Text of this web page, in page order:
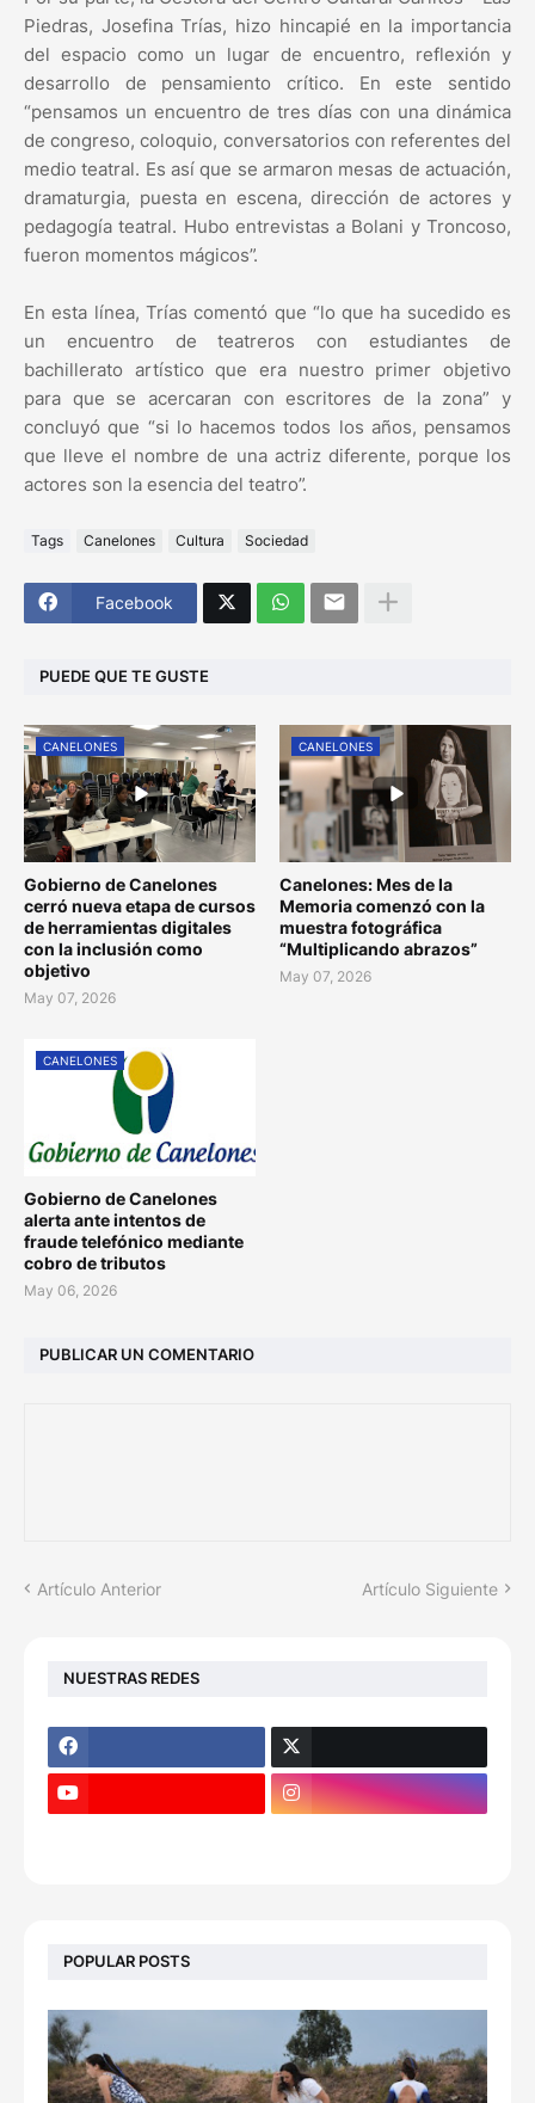
Piedras, Josefina Trías, hizo hincapié en la importancia
del espacio como un lugar de encuentro, reflexión y
desarrollo de pensamiento crítico. En este sentido
“pensamos un encuentro de tres días con una dinámica
de congreso, coloquio, conversatorios con referentes del
medio teatral. Es así que se armaron mesas de actuación,
dramaturgia, puesta en escena, dirección de actores y
pedagogía teatral. Hubo entrevistas a Bolani y Troncoso,
fueron momentos mágicos”.
En esta línea, Trías comentó que “lo que ha sucedido es
un encuentro de teatreros con estudiantes de
bachillerato artístico que era nuestro primer objetivo
para que se acercaran con escritores de la zona” y
concluyó que “si lo hacemos todos los años, pensamos
que lleve el nombre de una actriz diferente, porque los
actores son la esencia del teatro”.
Tags Canelones Cultura Sociedad
Facebook
PUEDE QUE TE GUSTE
CANELONES
Gobierno de Canelones
cerró nueva etapa de cursos
de herramientas digitales
con la inclusión como
objetivo
May 07, 2026
CANELONES
Canelones: Mes de la
Memoria comenzó con la
muestra fotográfica
“Multiplicando abrazos”
May 07, 2026
CANELONES
Gobierno de Canelones
alerta ante intentos de
fraude telefónico mediante
cobro de tributos
May 06, 2026
PUBLICAR UN COMENTARIO
Artículo Anterior Artículo Siguiente
NUESTRAS REDES
POPULAR POSTS